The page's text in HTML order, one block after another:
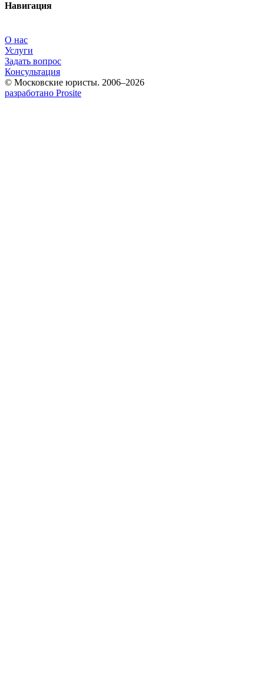
Навигация
О нас
Услуги
Задать вопрос
Консультация
© Московские юристы. 2006–2026
разработано Prosite